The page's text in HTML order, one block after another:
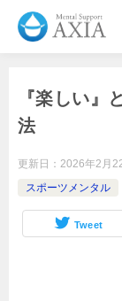
『楽しい』
法
更新日： 2026年2月
スポーツメンタル
Tweet